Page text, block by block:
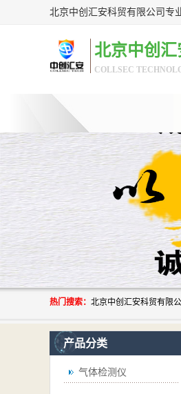
北京中创
COLLSEC
热门搜索：
产品分类
气体检测仪